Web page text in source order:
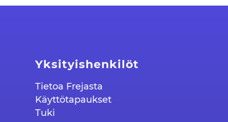
Yksityishenkilöt
Tietoa Frejasta
Käyttötapaukset
Tuki